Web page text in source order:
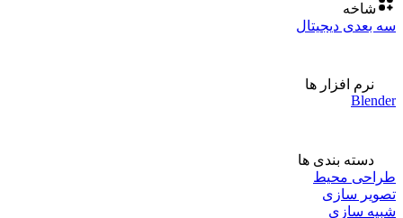
شاخه
سه بعدی دیجیتال
نرم افزار ها
Blender
دسته بندی ها
طراحی محیط
تصویر سازی
شبیه سازی